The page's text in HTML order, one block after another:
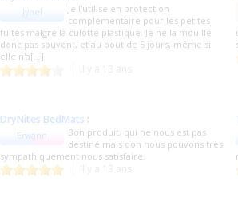
Jyhel
Je l'utilise en protection
complémentaire pour les petites
fuites malgré la culotte plastique. Je ne la mouille
donc pas souvent, et au bout de 5 jours, même si
elle n'a[...]
DryNites BedMats :
Erwann
Bon produit, qui ne nous est pas
destiné mais don nous pouvons très
sympathiquement nous satisfaire.